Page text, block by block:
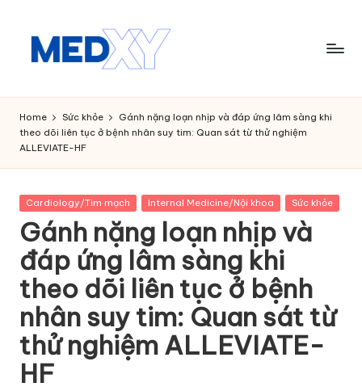
M
e
d
x
y
A
I
Home Sức khỏe
Gánh nặng loạn nhịp và đáp ứng lâm sàng khi
theo dõi liên tục ở bệnh nhân suy tim: Quan sát từ thử nghiệm
ALLEVIATE-HF
Posted
Cardiology/Tim mạch Internal Medicine/Nội khoa Sức khỏe
Gánh nặng loạn nhịp và
đáp ứng lâm sàng khi
theo dõi liên tục ở bệnh
nhân suy tim: Quan sát từ
thử nghiệm ALLEVIATE-
HF